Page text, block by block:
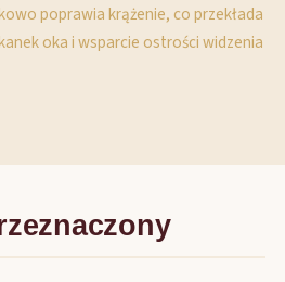
poprawia krążenie, co przekłada
oka i wsparcie ostrości widzenia